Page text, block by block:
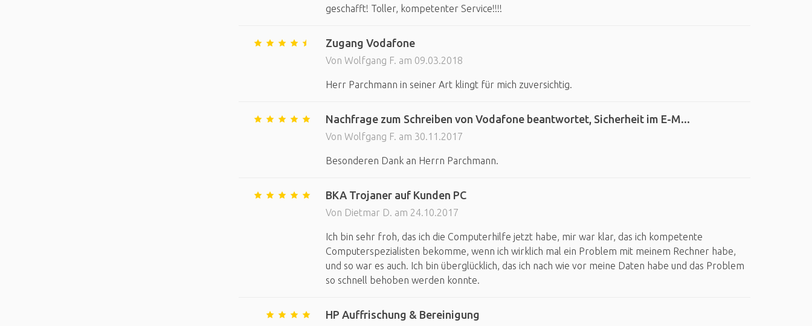
geschafft! Toller, kompetenter Service!!!!
Zugang Vodafone
Von Wolfgang F. am 09.03.2018
Herr Parchmann in seiner Art klingt für mich zuversichtig.
Nachfrage zum Schreiben von Vodafone beantwortet, Sicherheit im E-M...
Von Wolfgang F. am 30.11.2017
Besonderen Dank an Herrn Parchmann.
BKA Trojaner auf Kunden PC
Von Dietmar D. am 24.10.2017
Ich bin sehr froh, das ich die Computerhilfe jetzt habe, mir war klar, das ich kompetente
Computerspezialisten bekomme, wenn ich wirklich mal ein Problem mit meinem Rechner habe,
und so war es auch. Ich bin überglücklich, das ich nach wie vor meine Daten habe und das Problem
so schnell behoben werden konnte.
HP Auffrischung & Bereinigung